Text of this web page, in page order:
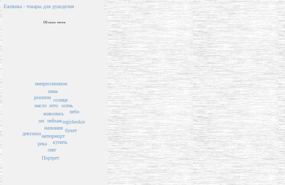
Ежевика - товары для рукоделия
Облако тегов
пейзаж
названия
живопись
лето
натюрморт
купить
солнце
лес
зима
осень
букет
масло
река
снег
tegicheskie
реализм
небо
импрессионизм
Портрет
девушка